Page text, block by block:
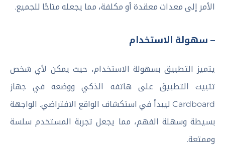
الأمر إلى معدات معقدة أو مكلفة، مما يجعله متاحًا للجميع.
– سهولة الاستخدام
يتميز التطبيق بسهولة الاستخدام، حيث يمكن لأي شخص
تثبيت التطبيق على هاتفه الذكي ووضعه في جهاز
Cardboard ليبدأ في استكشاف الواقع الافتراضي. الواجهة
بسيطة وسهلة الفهم، مما يجعل تجربة المستخدم سلسة
وممتعة.